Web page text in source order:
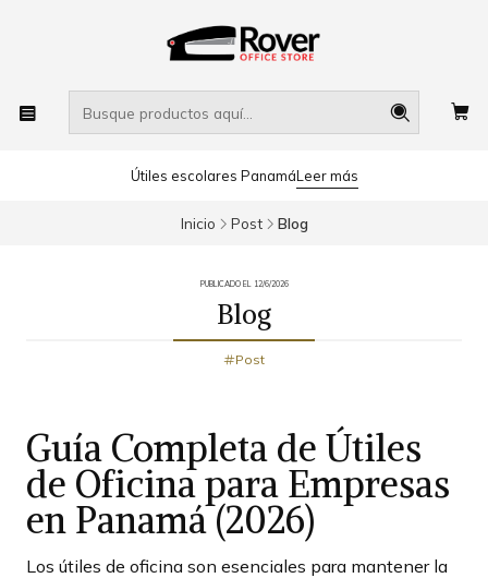
Útiles escolares PanamáLeer más
Inicio Post Blog
PUBLICADO EL 12/6/2026
Blog
Post
Guía Completa de Útiles
de Oficina para Empresas
en Panamá (2026)
Los útiles de oficina son esenciales para mantener la